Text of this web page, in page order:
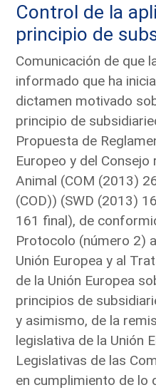
Control de la
principio de
Comunicación de que
informado que ha
dictamen motivado
principio de
Propuesta de
Europeo y del Consejo
Animal (COM (2013)
(COD)) (SWD (2013)
161 final), de
Protocolo (número 2)
Unión Europea y al
de la Unión Europea
principios de
y asimismo, de la
legislativa de la Unión
Legislativas de las
en cumplimiento de lo